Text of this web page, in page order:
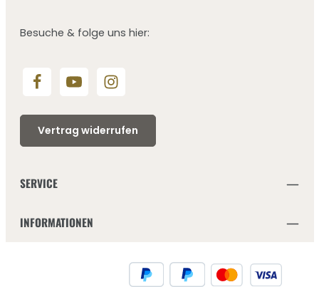
Besuche & folge uns hier:
Vertrag widerrufen
SERVICE
INFORMATIONEN